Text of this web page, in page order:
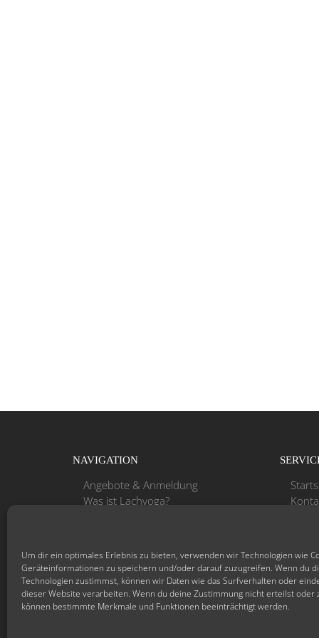
Um dir ein optimales Erlebnis zu bieten, verwenden wir Technologien wie
Geräteinformationen zu speichern und/oder darauf zuzugreifen. Wenn du
Technologien zustimmst, können wir Daten wie das Surfverhalten oder
dieser Website verarbeiten. Wenn du deine Zustimmung nicht erteilst oder
können bestimmte Merkmale und Funktionen beeinträchtigt werden.
NAVIGATION
Angebote & Anmeldung
Was ist Lachyoga?
Login